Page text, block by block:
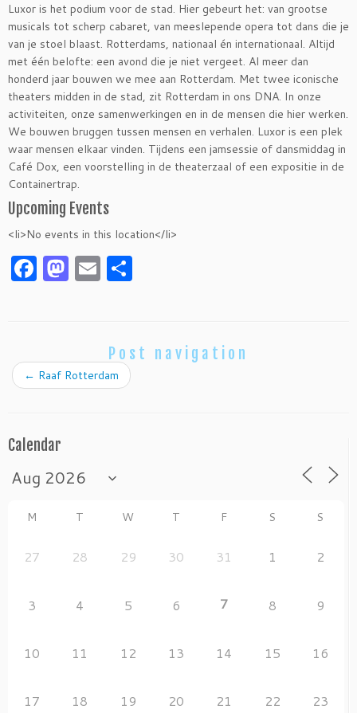
Luxor is het podium voor de stad. Hier gebeurt het: van grootse
musicals tot scherp cabaret, van meeslepende opera tot dans die je
van je stoel blaast. Rotterdams, nationaal én internationaal. Altijd
met één belofte: een avond die je niet vergeet. Al meer dan
honderd jaar bouwen we mee aan Rotterdam. Met twee iconische
theaters midden in de stad, zit Rotterdam in ons DNA. In onze
activiteiten, onze samenwerkingen en in de mensen die hier werken.
We bouwen bruggen tussen mensen en verhalen. Luxor is een plek
waar mensen elkaar vinden. Tijdens een jamsessie of dansmiddag in
Café Dox, een voorstelling in de theaterzaal of een expositie in de
Containertrap.
Upcoming Events
<li>No events in this location</li>
F
a
b
o
k
M
as
o
n
E
m
e
Post navigation
← Raaf Rotterdam
Calendar
M T W T F S S
27 28 29 30 31 1 2
3 4 5 6 7 8 9
10 11 12 13 14 15 16
17 18 19 20 21 22 23